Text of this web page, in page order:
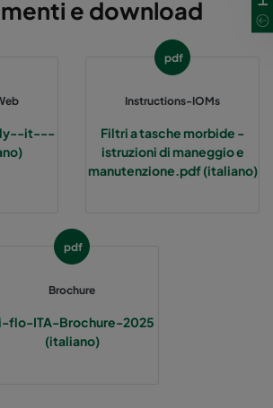
5-25 ePM10 60%
6-25 ePM10 60%
3-25 ePM10 60%
12-25
10-25
e download
it---
pdf
Instructions-IOMs
Filtri a tasche morbide -
istruzioni di maneggio e
manutenzione.pdf (italiano)
pdf
Brochure
flo-ITA-Brochure-2025
(italiano)